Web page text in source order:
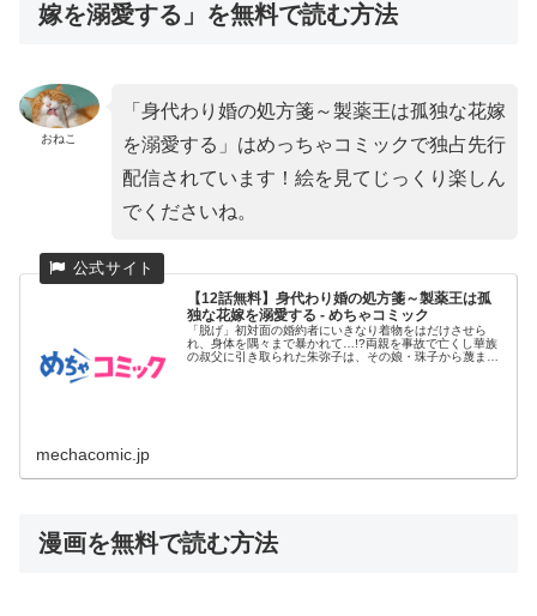
嫁を溺愛する」を無料で読む方法
おねこ
「身代わり婚の処方箋～製薬王は孤独な花嫁
を溺愛する」はめっちゃコミックで独占先行
配信されています！絵を見てじっくり楽しん
でくださいね。
【12話無料】身代わり婚の処方箋～製薬王は孤
独な花嫁を溺愛する - めちゃコミック
「脱げ」初対面の婚約者にいきなり着物をはだけさせら
れ、身体を隅々まで暴かれて…!?両親を事故で亡くし華族
の叔父に引き取られた朱弥子は、その娘・珠子から蔑まれ
mechacomic.jp
漫画を無料で読む方法